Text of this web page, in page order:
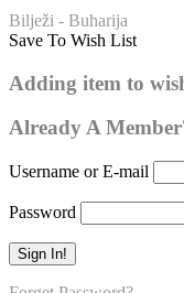
Buharija –
0
Bilježi - Buharija
Save To Wish List
Adding item to
Already A
Username or E-mail
Password